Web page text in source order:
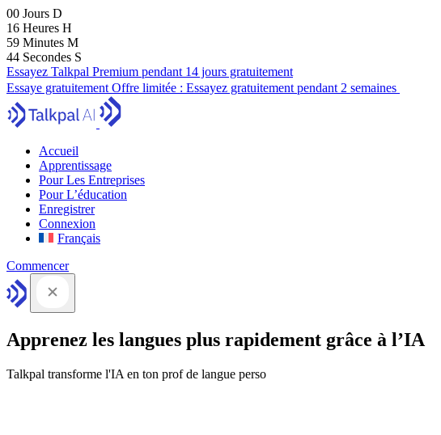
00 Jours D
16 Heures H
59 Minutes M
43 Secondes S
Essayez Talkpal Premium pendant 14 jours gratuitement
Essaye gratuitement Offre limitée : Essayez gratuitement pendant 2 semaines
Accueil
Apprentissage
Pour Les Entreprises
Pour L’éducation
Enregistrer
Connexion
Français
Commencer
Apprenez les langues plus rapidement grâce à l’IA
Talkpal transforme l'IA en ton prof de langue perso